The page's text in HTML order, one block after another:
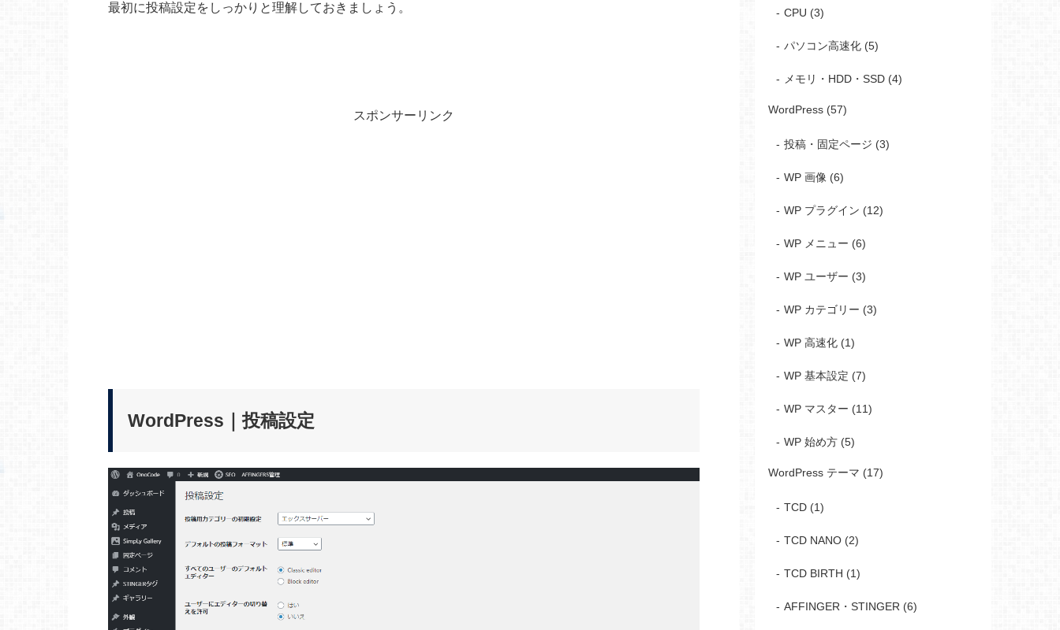
最初に投稿設定をしっかりと理解しておきましょう。
スポンサーリンク
WordPress｜投稿設定
CPU (3)
パソコン高速化 (5)
メモリ・HDD・SSD (4)
WordPress (57)
投稿・固定ページ (3)
WP 画像 (6)
WP プラグイン (12)
WP メニュー (6)
WP ユーザー (3)
WP カテゴリー (3)
WP 高速化 (1)
WP 基本設定 (7)
WP マスター (11)
WP 始め方 (5)
WordPress テーマ (17)
TCD (1)
TCD NANO (2)
TCD BIRTH (1)
AFFINGER・STINGER (6)